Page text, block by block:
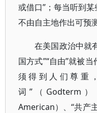
或借口”；每当听到
不由自主地作出可预
在美国政治中就
国方式”“自由”就被
须得到人们尊重
词”（Godterm
American）、“共产